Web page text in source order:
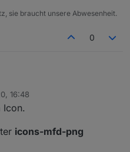
sie braucht unsere Abwesenheit.
0
View" welches ich
das kleine Feld
16:48
Icon.
icons-mfd-png